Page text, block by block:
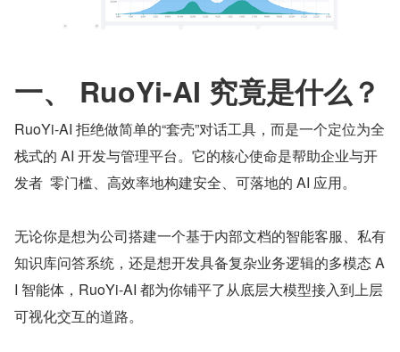
一、 RuoYi-AI 究竟是什么？
RuoYi-AI 拒绝做简单的“套壳”对话工具，而是一个定位为全
栈式的 AI 开发与管理平台。它的核心使命是帮助企业与开
发者  零门槛、高效率地构建安全、可落地的 AI 应用。
无论你是想为公司搭建一个基于内部文档的智能客服、私有
知识库问答系统，还是想开发具备复杂业务逻辑的多模态 A
I 智能体，RuoYi-AI 都为你铺平了从底层大模型接入到上层
可视化交互的道路。